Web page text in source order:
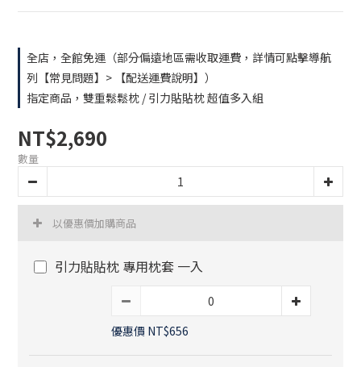
全店，全館免運（部分偏遠地區需收取運費，詳情可點擊導航
列【常見問題】> 【配送運費說明】）
指定商品，雙重鬆鬆枕 / 引力貼貼枕 超值多入組
NT$2,690
數量
以優惠價加購商品
引力貼貼枕 專用枕套 一入
優惠價 NT$656